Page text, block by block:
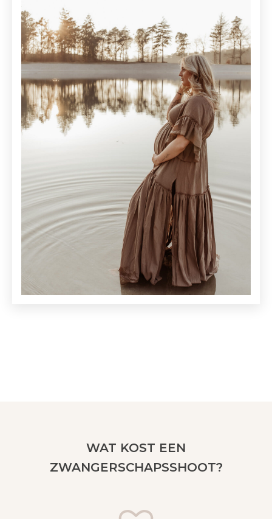
WAT KOST EEN
ZWANGERSCHAPSSHOOT?